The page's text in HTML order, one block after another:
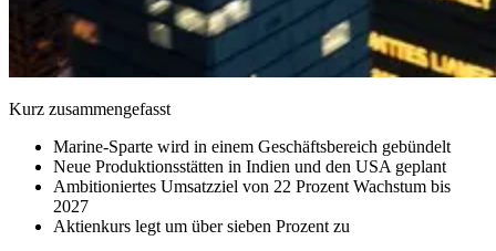
Kurz zusammengefasst
Marine-Sparte wird in einem Geschäftsbereich gebündelt
Neue Produktionsstätten in Indien und den USA geplant
Ambitioniertes Umsatzziel von 22 Prozent Wachstum bis
2027
Aktienkurs legt um über sieben Prozent zu